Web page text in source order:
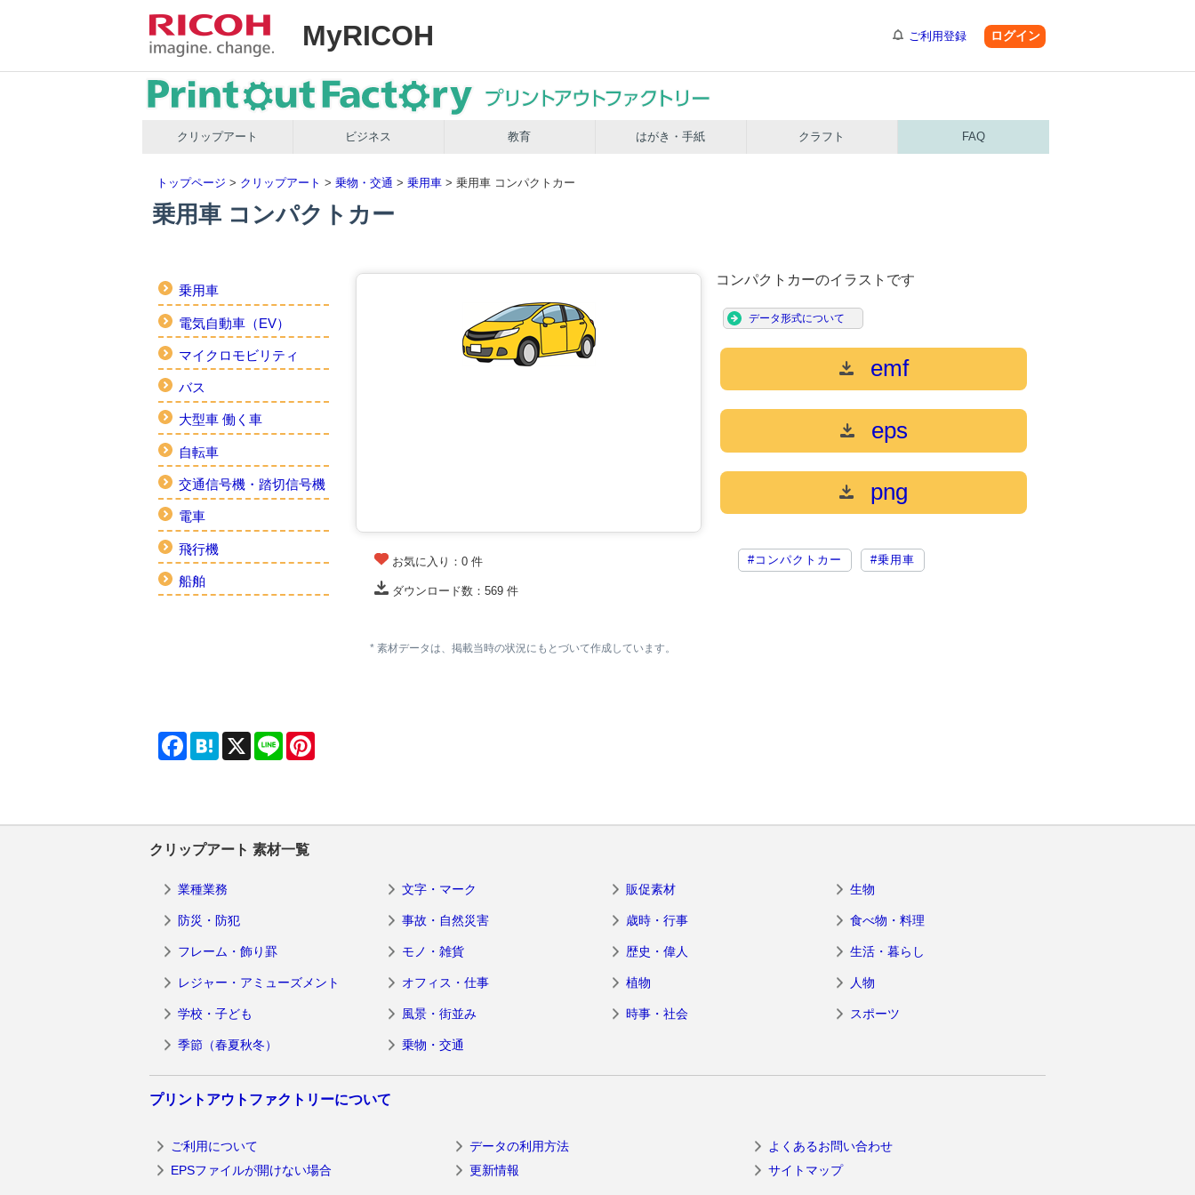
MyRICOH ご利用登録 ログイン
クリップアート ビジネス 教育 はがき・手紙 クラフト FAQ
トップページ > クリップアート > 乗物・交通 > 乗用車 > 乗用車 コンパクトカー
乗用車 コンパクトカー
乗用車
電気自動車（EV）
マイクロモビリティ
バス
大型車 働く車
自転車
交通信号機・踏切信号機
電車
飛行機
船舶
コンパクトカーのイラストです
データ形式について
emf
eps
png
お気に入り：0 件
ダウンロード数：569 件
#コンパクトカー #乗用車
* 素材データは、掲載当時の状況にもとづいて作成しています。
FacebookHatenaX Line
クリップアート 素材一覧
業種業務 文字・マーク 販促素材 生物
防災・防犯 事故・自然災害 歳時・行事 食べ物・料理
フレーム・飾り罫 モノ・雑貨 歴史・偉人 生活・暮らし
レジャー・アミューズメント オフィス・仕事 植物 人物
学校・子ども 風景・街並み 時事・社会 スポーツ
季節（春夏秋冬） 乗物・交通
プリントアウトファクトリーについて
ご利用について データの利用方法
よくあるお問い合わせ
EPSファイルが開けない場合
更新情報 サイトマップ